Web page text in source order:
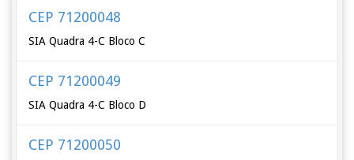
CEP 71200048
SIA Quadra 4-C Bloco C
CEP 71200049
SIA Quadra 4-C Bloco D
CEP 71200050